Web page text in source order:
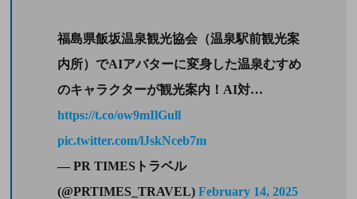
福島県飯坂温泉観光協会（温泉駅前観光案
内所）でAIアバターに変身した温泉むすめ
のキャラクターが観光案内！AI対…
https://t.co/ow9mIlGull
pic.twitter.com/lJskNceb7m
— PR TIMESトラベル
(@PRTIMES_TRAVEL) February 14, 2025